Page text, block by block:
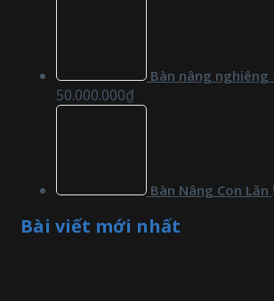
Bàn nâng
50.000.000₫
Bàn Nâng Con Lăn
Bài viết mới nhất